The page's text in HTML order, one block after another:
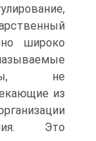
широко
не
из
Это